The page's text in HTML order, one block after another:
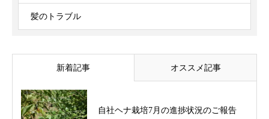
髪のトラブル
新着記事 オススメ記事
自社ヘナ栽培7月の進捗状況のご報告